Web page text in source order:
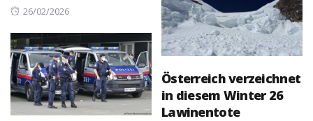
Posted
26/02/2026
Österreich verzeichnet
in diesem Winter 26
Lawinentote